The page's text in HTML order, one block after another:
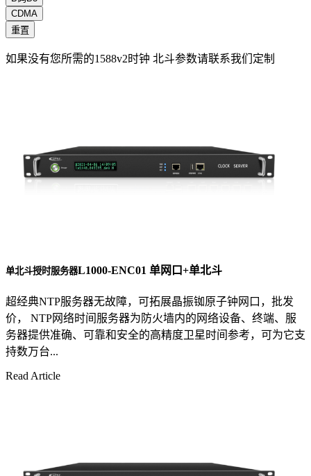
CDMA
重置
如果没有您所需的1588v2时钟 北斗参数请联系我们定制
单北斗授时服务器L1000-ENC01 单网口+单北斗
超经典NTP服务器无故障，可拓展晶振铷原子钟网口，批发
价， NTP网络时间服务器为防火墙内的网络设备、终端、服
务器提供准确、可靠和安全的高精度卫星时间参考，可为它支
持数万台...
Read Article